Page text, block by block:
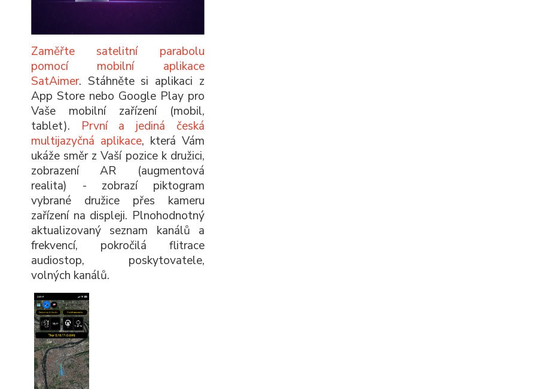
Zaměřte satelitní parabolu
pomocí mobilní aplikace
SatAimer. Stáhněte si aplikaci z
App Store nebo Google Play pro
Vaše mobilní zařízení (mobil,
tablet). První a jediná česká
multijazyčná aplikace, která Vám
ukáže směr z Vaší pozice k družici,
zobrazení AR (augmentová
realita) - zobrazí piktogram
vybrané družice přes kameru
zařízení na displeji. Plnohodnotný
aktualizovaný seznam kanálů a
frekvencí, pokročilá flitrace
audiostop, poskytovatele,
volných kanálů.